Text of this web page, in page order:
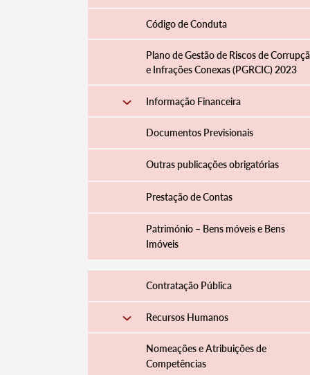
Código de Conduta
Plano de Gestão de Riscos de
e Infrações Conexas (PGRCIC) 2023
Informação Financeira
Documentos Previsionais
Outras publicações obrigatórias
Prestação de Contas
Património – Bens móveis e Bens
Imóveis
Contratação Pública
Recursos Humanos
Nomeações e Atribuições de
Competências